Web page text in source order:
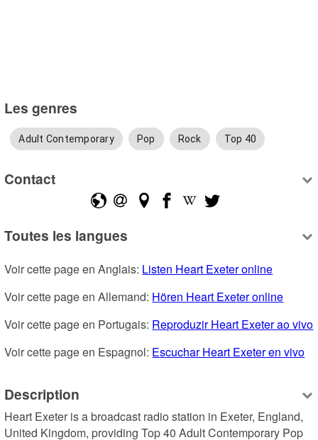
Les genres
Adult Contemporary Pop Rock Top 40
Contact
Toutes les langues
Voir cette page en Anglais: Listen Heart Exeter online
Voir cette page en Allemand: Hören Heart Exeter online
Voir cette page en Portugais: Reproduzir Heart Exeter ao vivo
Voir cette page en Espagnol: Escuchar Heart Exeter en vivo
Description
Heart Exeter is a broadcast radio station in Exeter, England,
United Kingdom, providing Top 40 Adult Contemporary Pop